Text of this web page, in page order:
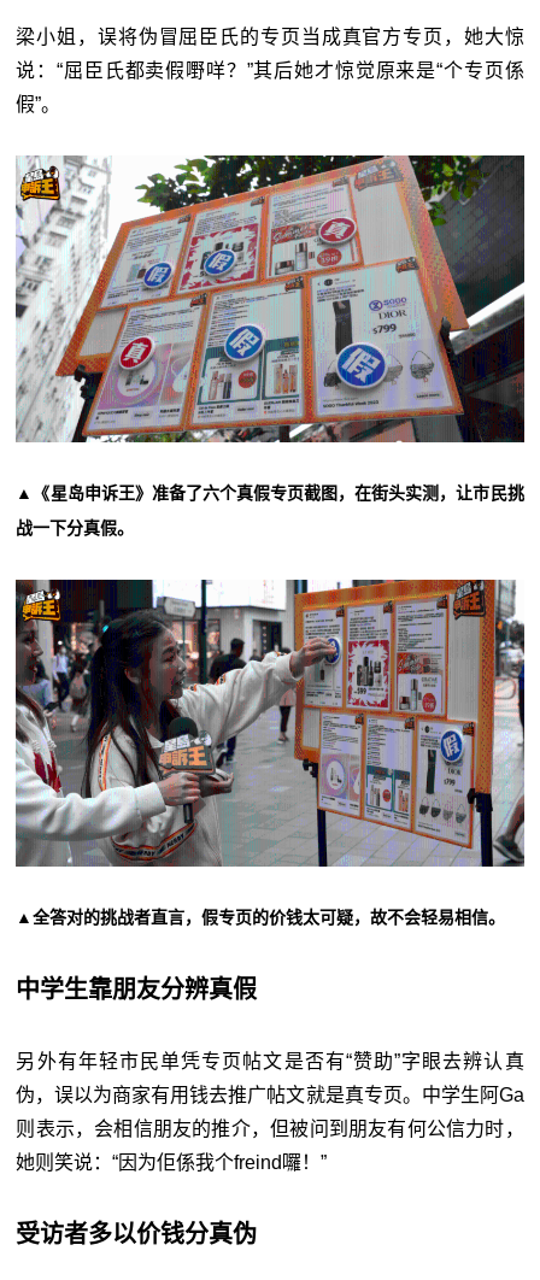
梁小姐，误将伪冒屈臣氏的专页当成真官方专页，她大惊
说：“屈臣氏都卖假嘢咩？”其后她才惊觉原来是“个专页係
假”。
▲《星岛申诉王》准备了六个真假专页截图，在街头实测，让市民挑
战一下分真假。
▲全答对的挑战者直言，假专页的价钱太可疑，故不会轻易相信。
中学生靠朋友分辨真假
另外有年轻市民单凭专页帖文是否有“赞助”字眼去辨认真
伪，误以为商家有用钱去推广帖文就是真专页。中学生阿Ga
则表示，会相信朋友的推介，但被问到朋友有何公信力时，
她则笑说：“因为佢係我个freind囉！”
受访者多以价钱分真伪